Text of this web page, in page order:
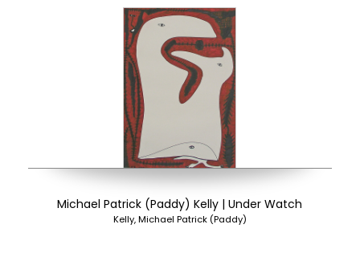
Michael Patrick (Paddy) Kelly | Under Watch
Kelly, Michael Patrick (Paddy)